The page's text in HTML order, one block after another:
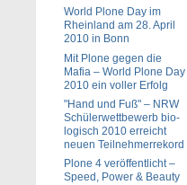
World Plone Day im
Rheinland am 28. April
2010 in Bonn
Mit Plone gegen die
Mafia – World Plone Day
2010 ein voller Erfolg
"Hand und Fuß" – NRW
Schülerwettbewerb bio-
logisch 2010 erreicht
neuen Teilnehmerrekord
Plone 4 veröffentlicht –
Speed, Power & Beauty